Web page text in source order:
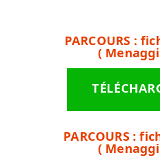
PARCOURS :
(
PARCOURS :
(